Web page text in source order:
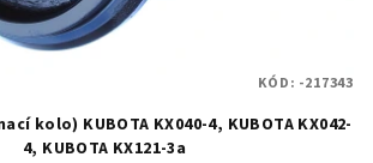
kolo) KUBOTA KX040-4, KUBOTA KX042-
4, KUBOTA KX121-3a
KÓD: -217343